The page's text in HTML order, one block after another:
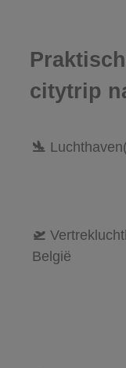
citytrip
🛬
🛫
België